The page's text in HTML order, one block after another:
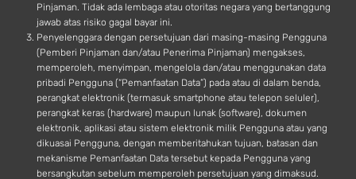
Pinjaman. Tidak ada lembaga atau otoritas negara yang bertanggung
jawab atas risiko gagal bayar ini.
Penyelenggara dengan persetujuan dari masing-masing Pengguna
(Pemberi Pinjaman dan/atau Penerima Pinjaman) mengakses,
memperoleh, menyimpan, mengelola dan/atau menggunakan data
pribadi Pengguna (“Pemanfaatan Data”) pada atau di dalam benda,
perangkat elektronik (termasuk smartphone atau telepon seluler),
perangkat keras (hardware) maupun lunak (software), dokumen
elektronik, aplikasi atau sistem elektronik milik Pengguna atau yang
dikuasai Pengguna, dengan memberitahukan tujuan, batasan dan
mekanisme Pemanfaatan Data tersebut kepada Pengguna yang
bersangkutan sebelum memperoleh persetujuan yang dimaksud.